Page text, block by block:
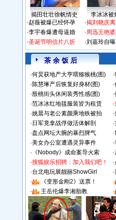
揭田壮壮徐帆情史 李冰冰被
·赵薇被爆已经怀孕
·李宇春爆遭母逼婚
·圣诞节明信片八折
·揭刘晓庆
·周迅王艳
·刘嘉玲自
茶 余 饭 后
·何炅获地产大亨喂猕猴桃(图) ·
·陈慧琳产后恢复好身材(图) ·
·殷桃街头休闲装秀性感(图) ·
·范冰冰红地毯服装皆为租赁 ·
·姚晨与老公素颜乘地铁被拍 ·
· 日军竟拿战俘做活体解剖 ·
·盘点网坛大腕的暴烈脾气 ·
·美女办公室遭遇灵异事件 ·
· 《Nobody》成命案导火索 ·
·搜狐娱乐招聘：加入我们吧！ ·
·台北电玩展靓丽ShowGirl ·
·
《变形金刚2》送票！ ·
·
王岳伦爆李湘胎教 ·